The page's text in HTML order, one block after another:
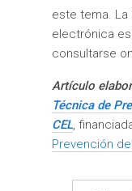
este tema. La
electrónica
consultarse
Artículo
Técnica de
CEL,
Prevención